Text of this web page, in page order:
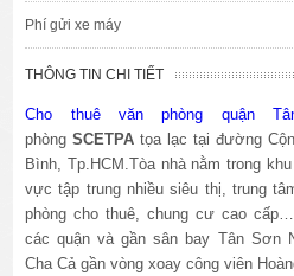
Phí gửi xe máy
THÔNG TIN CHI TIẾT
Cho thuê văn phòng quận
phòngSCETPA tọa lạc tại đường
Bình, Tp.HCM.Tòa nhà nằm trong
vực tập trung nhiều siêu thị, trung
phòng cho thuê, chung cư cao
các quận và gần sân bay Tân Sơn
Cha Cả gần vòng xoay công viên